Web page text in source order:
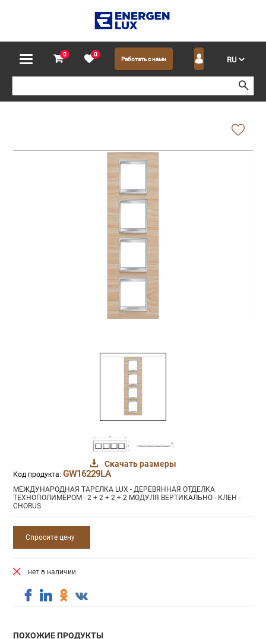
0 0
Работать с нами
Скачать размеры
Код продукта: GW16229LA
МЕЖДУНАРОДНАЯ ТАРЕЛКА LUX - ДЕРЕВЯННАЯ ОТДЕЛКА
ТЕХНОПОЛИМЕРОМ - 2 + 2 + 2 + 2 МОДУЛЯ ВЕРТИКАЛЬНО - КЛЕН -
CHORUS
Спросите цену
нет в наличии
ПОХОЖИЕ ПРОДУКТЫ